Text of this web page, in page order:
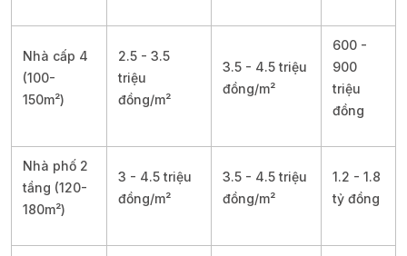
Nhà cấp 4
(100-
150m²)
2.5 - 3.5
triệu
đồng/m²
3.5 - 4.5 triệu
đồng/m²
600 -
900
triệu
đồng
Nhà phố 2
tầng (120-
180m²)
3 - 4.5 triệu
đồng/m²
3.5 - 4.5 triệu
đồng/m²
1.2 - 1.8
tỷ đồng